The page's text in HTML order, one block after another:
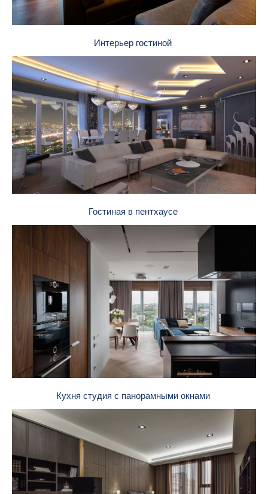
Интерьер гостиной
Гостиная в пентхаусе
Кухня студия с панорамными окнами